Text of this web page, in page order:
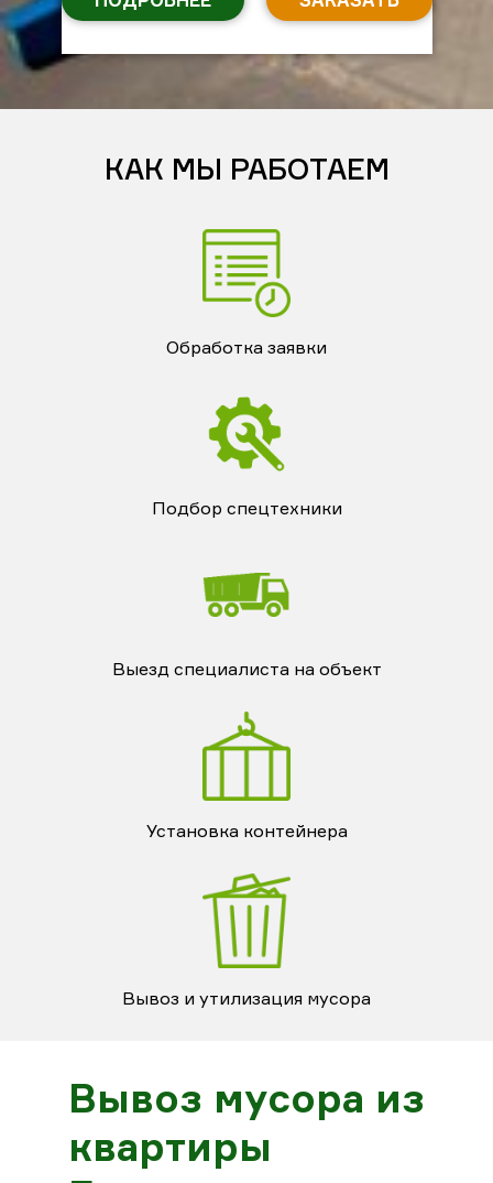
КАК МЫ РАБОТАЕМ
Обработка заявки
Подбор спецтехники
Выезд специалиста на объект
Установка контейнера
Вывоз и утилизация мусора
Вывоз мусора из
квартиры